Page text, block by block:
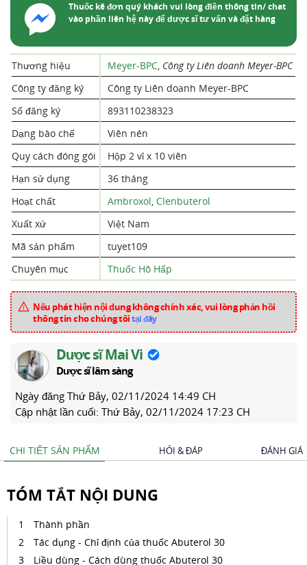
Thuốc kê đơn quý khách vui lòng điền thông tin/ chat
vào phần liên hệ này để dược sĩ tư vấn và đặt hàng
Thương hiệu Meyer-BPC, Công ty Liên doanh Meyer-BPC
Công ty đăng ký
Công ty Liên doanh Meyer-BPC
Số đăng ký
893110238323
Dạng bào chế
Viên nén
Quy cách đóng gói
Hộp 2 vỉ x 10 viên
Hạn sử dụng
36 tháng
Hoạt chất
Ambroxol, Clenbuterol
Xuất xứ
Việt Nam
Mã sản phẩm
tuyet109
Chuyên mục
Thuốc Hô Hấp
Nếu phát hiện nội dung không chính xác, vui lòng phản hồi
thông tin cho chúng tôitại đây
Dược sĩ Mai Vi
Dược sĩ lâm sàng
Ngày đăng Thứ Bảy, 02/11/2024 14:49 CH
Cập nhật lần cuối: Thứ Bảy, 02/11/2024 17:23 CH
CHI TIẾT SẢN PHẨM HỎI & ĐÁP ĐÁNH GIÁ
TÓM TẮT NỘI DUNG
Thành phần
Tác dụng - Chỉ định của thuốc Abuterol 30
Liều dùng - Cách dùng thuốc Abuterol 30